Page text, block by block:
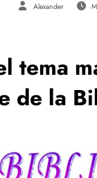
Alexander
tema
de la